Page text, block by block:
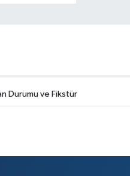
Durumu ve Fikstür